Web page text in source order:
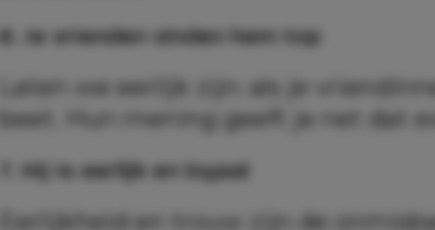
6. Je vrienden vinden hem top
Laten we eerlijk zijn: als je
beet. Hun mening geeft je net dat
7. Hij is eerlijk en loyaal
Eerlijkheid en trouw zijn de